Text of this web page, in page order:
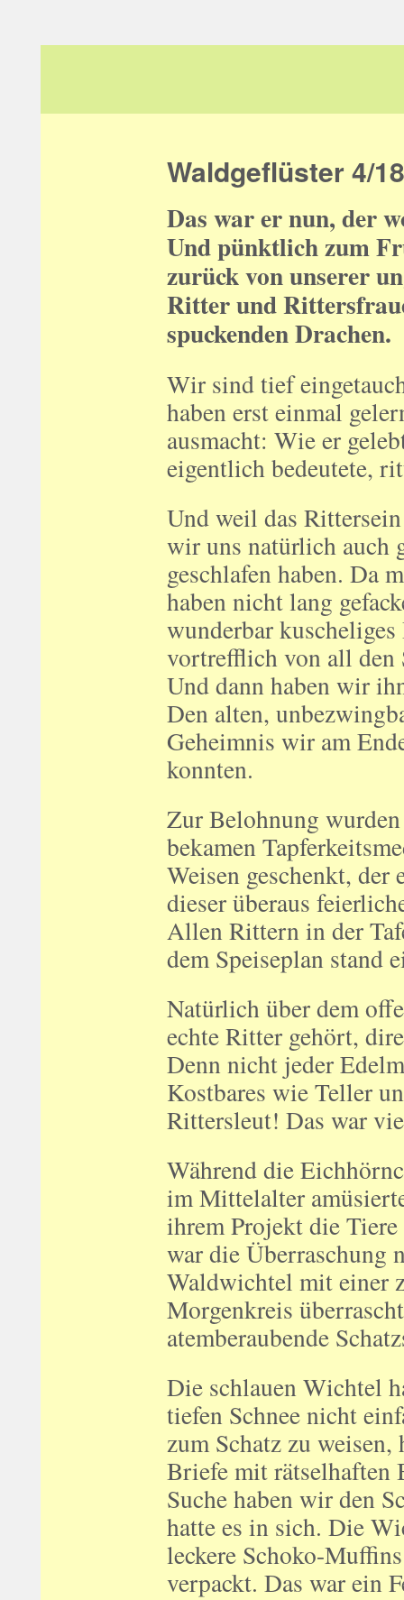
Waldgeflüster 4/18
Das war er nun, der
Und pünktlich zum
zurück von unserer
Ritter und
spuckenden Drachen.
Wir sind tief
haben erst einmal
ausmacht: Wie er
eigentlich bedeutete,
Und weil das
wir uns natürlich auch
geschlafen haben. Da
haben nicht lang
wunderbar
vortrefflich von all den
Und dann haben wir
Den alten,
Geheimnis wir am
konnten.
Zur Belohnung
bekamen
Weisen geschenkt, der
dieser überaus
Allen Rittern in der
dem Speiseplan
Natürlich über dem
echte Ritter gehört,
Denn nicht jeder
Kostbares wie Teller
Rittersleut! Das war
Während die
im Mittelalter
ihrem Projekt die
war die Überraschung
Waldwichtel mit einer
Morgenkreis
atemberaubende
Die schlauen Wichtel
tiefen Schnee nicht
zum Schatz zu
Briefe mit rätselhaften
Suche haben wir den
hatte es in sich. Die
leckere Schoko-
verpackt. Das war ein